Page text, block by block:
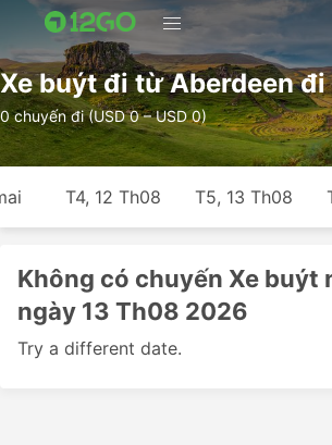
Xe buýt đi từ Aberdeen đi
0 chuyến đi (USD 0 – USD 0)
T4, 12 Th08 T5, 13 Th08
Không có chuyến Xe buýt
ngày 13 Th08 2026
Try a different date.